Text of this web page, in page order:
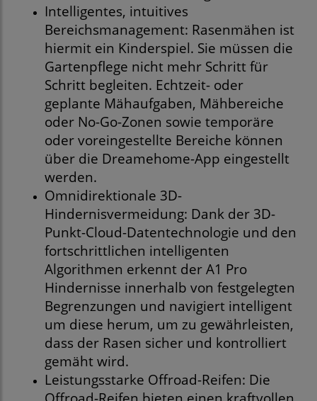
Intelligentes, intuitives
Bereichsmanagement: Rasenmähen ist
hiermit ein Kinderspiel. Sie müssen die
Gartenpflege nicht mehr Schritt für
Schritt begleiten. Echtzeit- oder
geplante Mähaufgaben, Mähbereiche
oder No-Go-Zonen sowie temporäre
oder voreingestellte Bereiche können
über die Dreamehome-App eingestellt
werden.
Omnidirektionale 3D-
Hindernisvermeidung: Dank der 3D-
Punkt-Cloud-Datentechnologie und den
fortschrittlichen intelligenten
Algorithmen erkennt der A1 Pro
Hindernisse innerhalb von festgelegten
Begrenzungen und navigiert intelligent
um diese herum, um zu gewährleisten,
dass der Rasen sicher und kontrolliert
gemäht wird.
Leistungsstarke Offroad-Reifen: Die